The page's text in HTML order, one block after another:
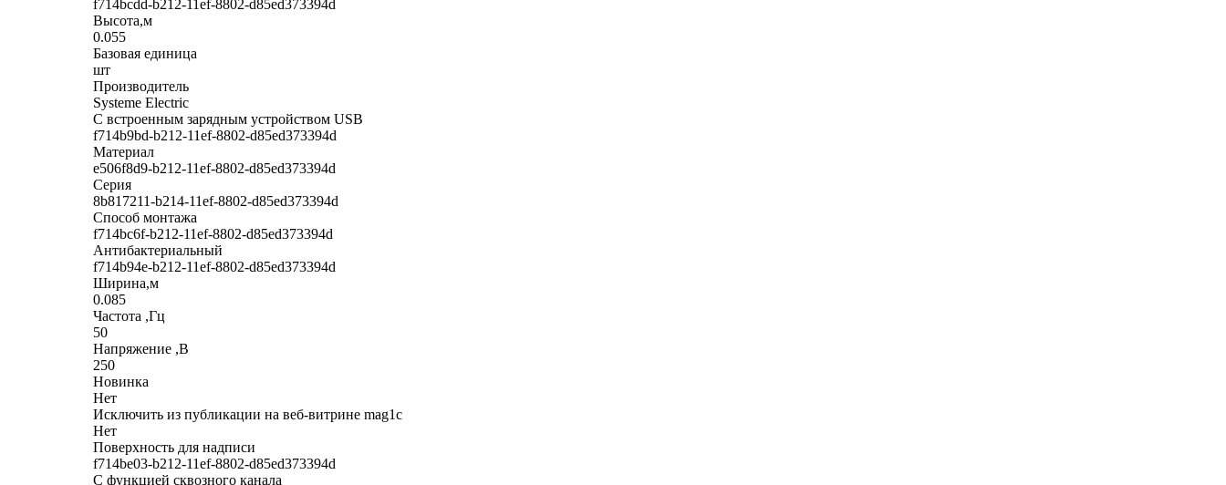
f714bcdd-b212-11ef-8802-d85ed373394d
Высота,м
0.055
Базовая единица
шт
Производитель
Systeme Electric
С встроенным зарядным устройством USB
f714b9bd-b212-11ef-8802-d85ed373394d
Материал
e506f8d9-b212-11ef-8802-d85ed373394d
Серия
8b817211-b214-11ef-8802-d85ed373394d
Способ монтажа
f714bc6f-b212-11ef-8802-d85ed373394d
Антибактериальный
f714b94e-b212-11ef-8802-d85ed373394d
Ширина,м
0.085
Частота ,Гц
50
Напряжение ,В
250
Новинка
Нет
Исключить из публикации на веб-витрине mag1c
Нет
Поверхность для надписи
f714be03-b212-11ef-8802-d85ed373394d
С функцией сквозного канала